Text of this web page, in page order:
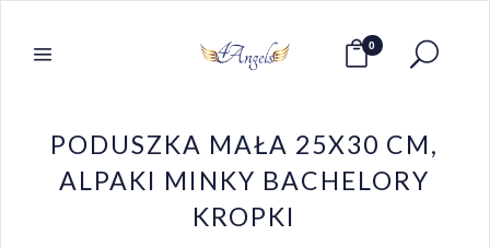
0
PODUSZKA MAŁA 25X30 CM,
ALPAKI MINKY BACHELORY
KROPKI